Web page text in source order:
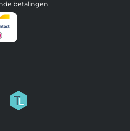
betalingen